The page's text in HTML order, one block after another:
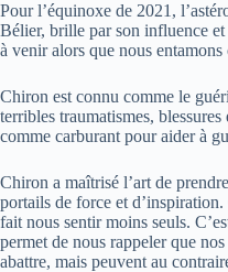
Pour l’équinoxe de 2021,
Bélier, brille par son influence
à venir alors que nous
Chiron est connu comme le
terribles traumatismes,
comme carburant pour aider à
Chiron a maîtrisé l’art de
portails de force et
fait nous sentir moins seuls.
permet de nous rappeler que
abattre, mais peuvent au